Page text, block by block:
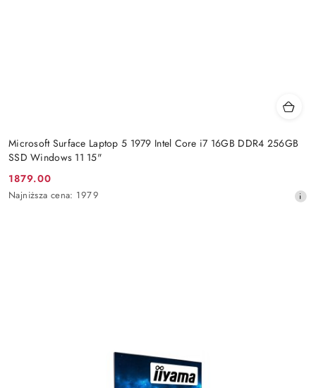
Microsoft Surface Laptop 5 1979 Intel Core i7 16GB DDR4 256GB
SSD Windows 11 15"
Cena
promocyjna:
1879.00
Najniższa
Najniższa cena: 1979